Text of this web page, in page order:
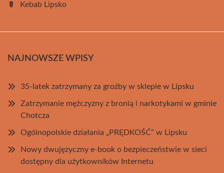
Kebab Lipsko
NAJNOWSZE WPISY
35-latek zatrzymany za groźby w sklepie w Lipsku
Zatrzymanie mężczyzny z bronią i narkotykami w gminie
Chotcza
Ogólnopolskie działania „PRĘDKOŚĆ” w Lipsku
Nowy dwujęzyczny e-book o bezpieczeństwie w sieci
dostępny dla użytkowników Internetu